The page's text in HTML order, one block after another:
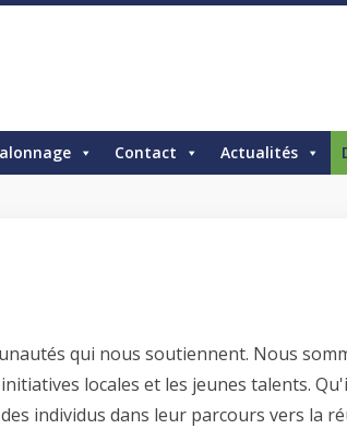
Contact Actualités
qui nous soutiennent. Nous
locales et les jeunes talents.
individus dans leur parcours vers la